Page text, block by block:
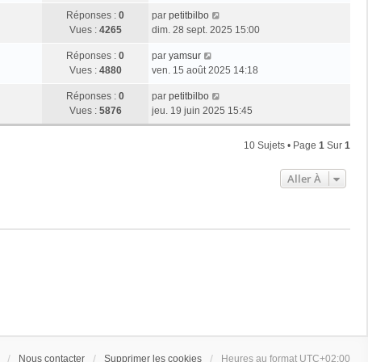
Réponses : 0
Vues : 4265
par petitbilbo
dim. 28 sept. 2025 15:00
Réponses : 0
Vues : 4880
par yamsur
ven. 15 août 2025 14:18
Réponses : 0
Vues : 5876
par petitbilbo
jeu. 19 juin 2025 15:45
10 Sujets • Page 1 Sur 1
Aller À
Nous contacter Supprimer les cookies Heures au format UTC+02:00